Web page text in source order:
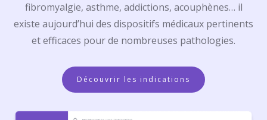
fibromyalgie, asthme, addictions, acouphènes… il
existe aujourd’hui des dispositifs médicaux pertinents
et efficaces pour de nombreuses pathologies.
Découvrir les indications